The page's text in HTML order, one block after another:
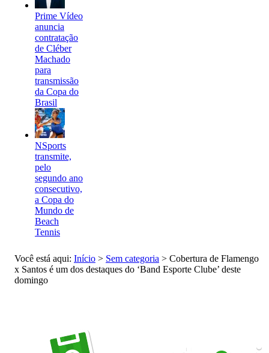
Prime Vídeo
anuncia
contratação
de Cléber
Machado
para
transmissão
da Copa do
Brasil
NSports
transmite,
pelo
segundo ano
consecutivo,
a Copa do
Mundo de
Beach
Tennis
Você está aqui: Início > Sem categoria > Cobertura de Flamengo
x Santos é um dos destaques do ‘Band Esporte Clube’ deste
domingo